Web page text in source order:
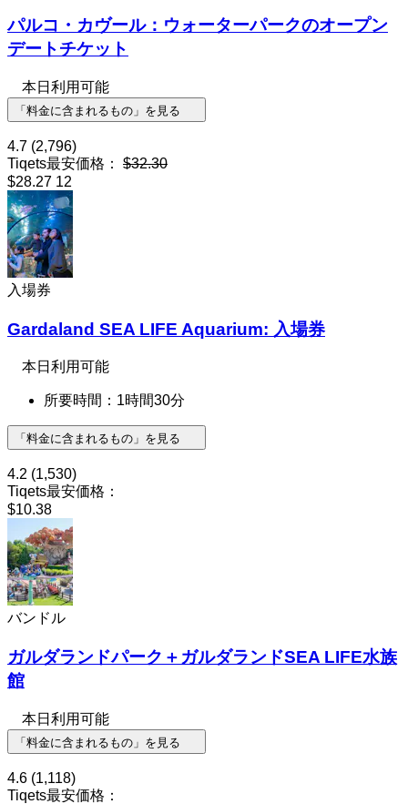
パルコ・カヴール：ウォーターパークのオープン
デートチケット
本日利用可能
「料金に含まれるもの」を見る
4.7 (2,796)
Tiqets最安価格： $32.30
$28.27 12
入場券
Gardaland SEA LIFE Aquarium: 入場券
本日利用可能
所要時間：1時間30分
「料金に含まれるもの」を見る
4.2 (1,530)
Tiqets最安価格：
$10.38
バンドル
ガルダランドパーク＋ガルダランドSEA LIFE水族
館
本日利用可能
「料金に含まれるもの」を見る
4.6 (1,118)
Tiqets最安価格：